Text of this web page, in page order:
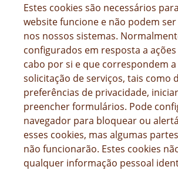
Estes cookies são necessários
website funcione e não podem
nos nossos sistemas.
configurados em resposta a ações
cabo por si e que correspondem
solicitação de serviços, tais como
preferências de privacidade,
preencher formulários. Pode
navegador para bloquear ou
esses cookies, mas algumas
não funcionarão. Estes cookies
qualquer informação pessoal